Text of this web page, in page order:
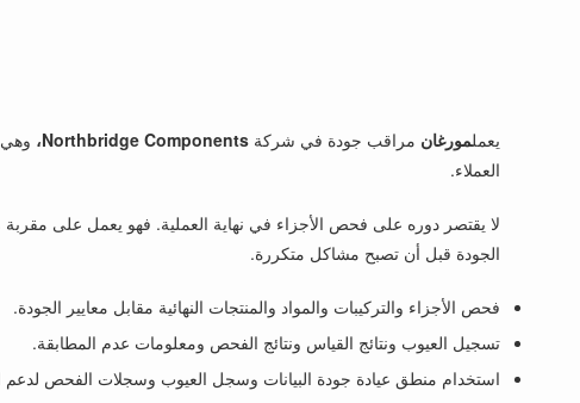
يعملمورغان مراقب جودة في شركةNorthbridge Components، وهي
العملاء.
لا يقتصر دوره على فحص الأجزاء في نهاية العملية. فهو يعمل على
الجودة قبل أن تصبح مشاكل متكررة.
فحص الأجزاء والتركيبات والمواد والمنتجات النهائية مقابل معايير الجودة.
تسجيل العيوب ونتائج القياس ونتائج الفحص ومعلومات عدم المطابقة.
استخدام منطق عيادة جودة البيانات وسجل العيوب وسجلات الفحص لدعم